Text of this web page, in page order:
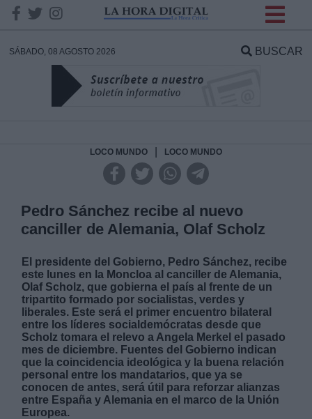
SÁBADO, 08 AGOSTO 2026 BUSCAR
LOCO MUNDO LOCO MUNDO
Pedro Sánchez recibe al nuevo
canciller de Alemania, Olaf Scholz
El presidente del Gobierno, Pedro Sánchez, recibe
este lunes en la Moncloa al canciller de Alemania,
Olaf Scholz, que gobierna el país al frente de un
tripartito formado por socialistas, verdes y
liberales. Este será el primer encuentro bilateral
entre los líderes socialdemócratas desde que
Scholz tomara el relevo a Angela Merkel el pasado
mes de diciembre. Fuentes del Gobierno indican
que la coincidencia ideológica y la buena relación
personal entre los mandatarios, que ya se
conocen de antes, será útil para reforzar alianzas
entre España y Alemania en el marco de la Unión
Europea.
DATOS
Responsable:
Destinatarios:
Derechos: